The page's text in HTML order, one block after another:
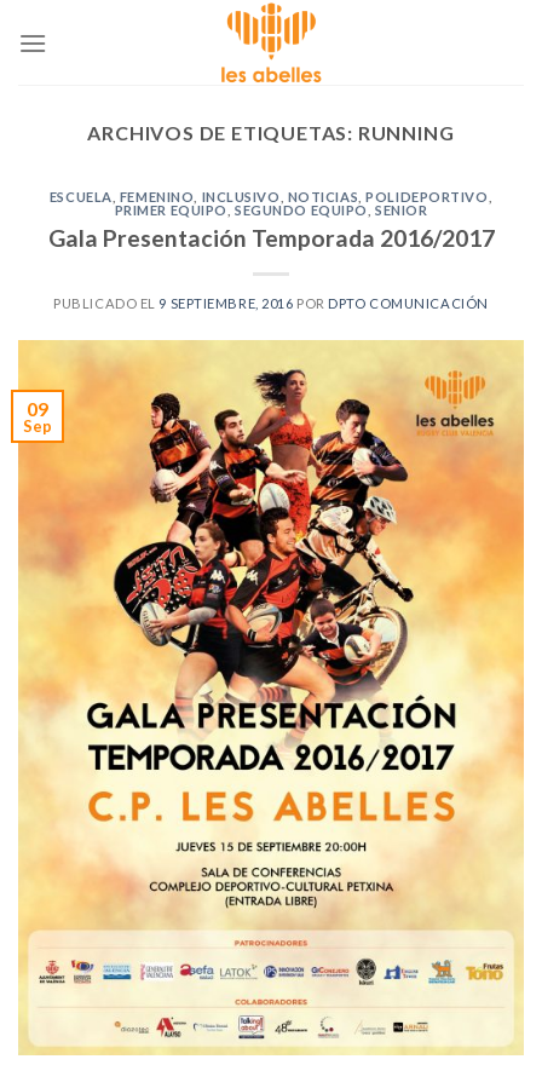
ARCHIVOS DE ETIQUETAS: RUNNING
ESCUELA FEMENINO INCLUSIVO NOTICIAS ,POLIDEPORTIVO
PRIMER EQUIPO
,SEGUNDO EQUIPO SENIOR
Gala Presentación Temporada 2016/2017
PUBLICADO EL 9 SEPTIEMBRE, 2016 POR DPTO COMUNICACIÓN
09
Sep